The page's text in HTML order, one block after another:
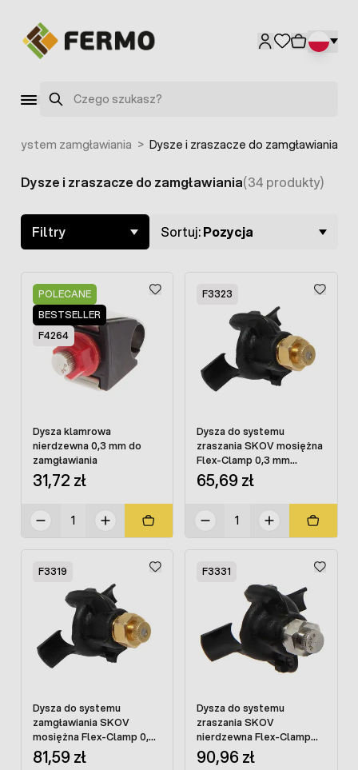
Szukaj
System zamgławiania > Dysze i zraszacze do zamgławiania
Skip to product list
Dysze i zraszacze do zamgławiania(34 produkty)
Filtry Sortuj:Pozycja
POLECANE
BESTSELLER
F4264
Dysza klamrowa
nierdzewna 0,3 mm do
zamgławiania
31,72 zł
F3323
Dysza do systemu
zraszania SKOV mosiężna
Flex-Clamp 0,3 mm
kompletna
65,69 zł
F3319
Dysza do systemu
zamgławiania SKOV
mosiężna Flex-Clamp 0,2
mm kompletna
81,59 zł
F3331
Dysza do systemu
zraszania SKOV
nierdzewna Flex-Clamp
0,3 mm kompletna
90,96 zł